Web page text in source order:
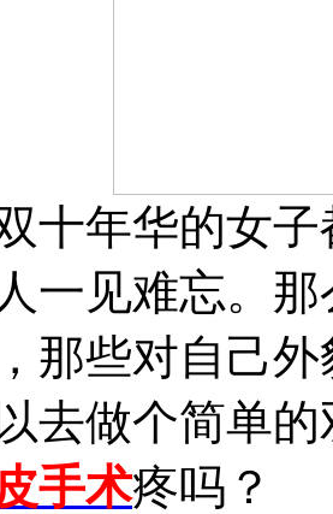
年华的女子
一见难忘。
那些对自己
去做个简单
手术疼吗？